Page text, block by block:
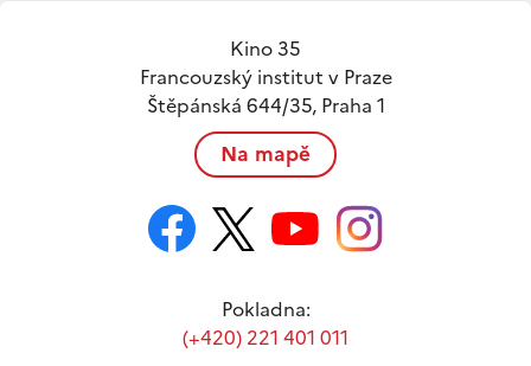
Kino 35
Francouzský institut v Praze
Štěpánská 644/35, Praha 1
Na mapě
Pokladna:
(+420) 221 401 011